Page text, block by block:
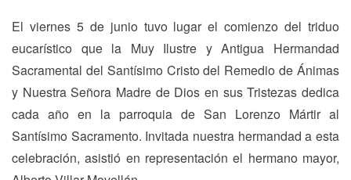
El viernes 5 de junio tuvo lugar el comienzo del triduo
eucarístico que la Muy Ilustre y Antigua Hermandad
Sacramental del Santísimo Cristo del Remedio de Ánimas
y Nuestra Señora Madre de Dios en sus Tristezas dedica
cada año en la parroquia de San Lorenzo Mártir al
Santísimo Sacramento. Invitada nuestra hermandad a esta
celebración, asistió en representación el hermano mayor,